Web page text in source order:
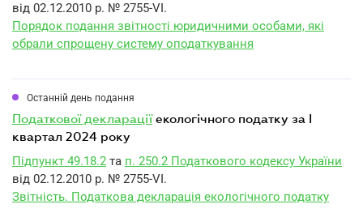
від 02.12.2010 р. № 2755-VI.
Порядок подання звітності юридичними особами, які
обрали спрощену систему оподаткування
Останній день подання
податкової декларації екологічного податку за I
квартал 2024 року
Підпункт 49.18.2 та п. 250.2 Податкового кодексу України
від 02.12.2010 р. № 2755-VI.
Звітність. Податкова декларація екологічного податку